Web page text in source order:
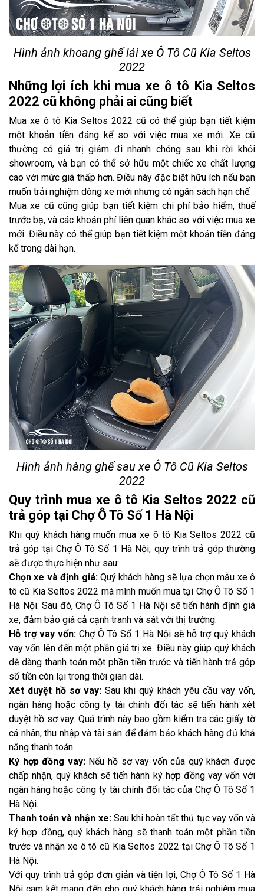
Hình ảnh khoang ghế lái xe Ô Tô Cũ Kia Seltos
2022
Những lợi ích khi mua xe ô tô Kia Seltos
2022 cũ không phải ai cũng biết
Mua xe ô tô Kia Seltos 2022 cũ có thể giúp bạn tiết kiệm
một khoản tiền đáng kể so với việc mua xe mới. Xe cũ
thường có giá trị giảm đi nhanh chóng sau khi rời khỏi
showroom, và bạn có thể sở hữu một chiếc xe chất lượng
cao với mức giá thấp hơn. Điều này đặc biệt hữu ích nếu bạn
muốn trải nghiệm dòng xe mới nhưng có ngân sách hạn chế.
Mua xe cũ cũng giúp bạn tiết kiệm chi phí bảo hiểm, thuế
trước bạ, và các khoản phí liên quan khác so với việc mua xe
mới. Điều này có thể giúp bạn tiết kiệm một khoản tiền đáng
kể trong dài hạn.
Hình ảnh hàng ghế sau xe Ô Tô Cũ Kia Seltos
2022
Quy trình mua xe ô tô Kia Seltos 2022 cũ
trả góp tại Chợ Ô Tô Số 1 Hà Nội
Khi quý khách hàng muốn mua xe ô tô Kia Seltos 2022 cũ
trả góp tại Chợ Ô Tô Số 1 Hà Nội, quy trình trả góp thường
sẽ được thực hiện như sau:
Chọn xe và định giá: Quý khách hàng sẽ lựa chọn mẫu xe ô
tô cũ Kia Seltos 2022 mà mình muốn mua tại Chợ Ô Tô Số 1
Hà Nội. Sau đó, Chợ Ô Tô Số 1 Hà Nội sẽ tiến hành định giá
xe, đảm bảo giá cả cạnh tranh và sát với thị trường.
Hỗ trợ vay vốn: Chợ Ô Tô Số 1 Hà Nội sẽ hỗ trợ quý khách
vay vốn lên đến một phần giá trị xe. Điều này giúp quý khách
dễ dàng thanh toán một phần tiền trước và tiến hành trả góp
số tiền còn lại trong thời gian dài.
Xét duyệt hồ sơ vay: Sau khi quý khách yêu cầu vay vốn,
ngân hàng hoặc công ty tài chính đối tác sẽ tiến hành xét
duyệt hồ sơ vay. Quá trình này bao gồm kiểm tra các giấy tờ
cá nhân, thu nhập và tài sản để đảm bảo khách hàng đủ khả
năng thanh toán.
Ký hợp đồng vay:Nếu hồ sơ vay vốn của quý khách được
chấp nhận, quý khách sẽ tiến hành ký hợp đồng vay vốn với
ngân hàng hoặc công ty tài chính đối tác của Chợ Ô Tô Số 1
Hà Nội.
Thanh toán và nhận xe: Sau khi hoàn tất thủ tục vay vốn và
ký hợp đồng, quý khách hàng sẽ thanh toán một phần tiền
trước và nhận xe ô tô cũ Kia Seltos 2022 tại Chợ Ô Tô Số 1
Hà Nội.
Với quy trình trả góp đơn giản và tiện lợi, Chợ Ô Tô Số 1 Hà